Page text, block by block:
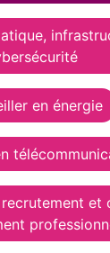
en énergie
et